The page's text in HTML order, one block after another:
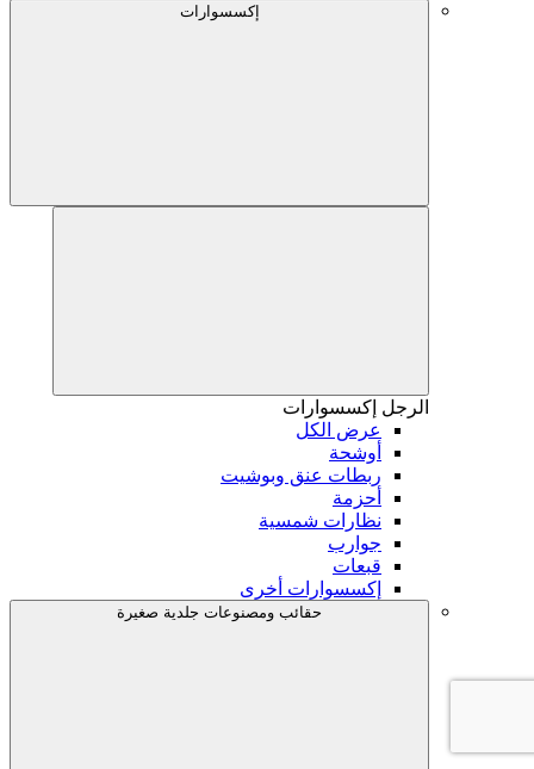
إكسسوارات
الرجل إكسسوارات
عرض الكل
أوشحة
ربطات عنق وبوشيت
أحزمة
نظارات شمسية
جوارب
قبعات
إكسسوارات أخرى
حقائب ومصنوعات جلدية صغيرة